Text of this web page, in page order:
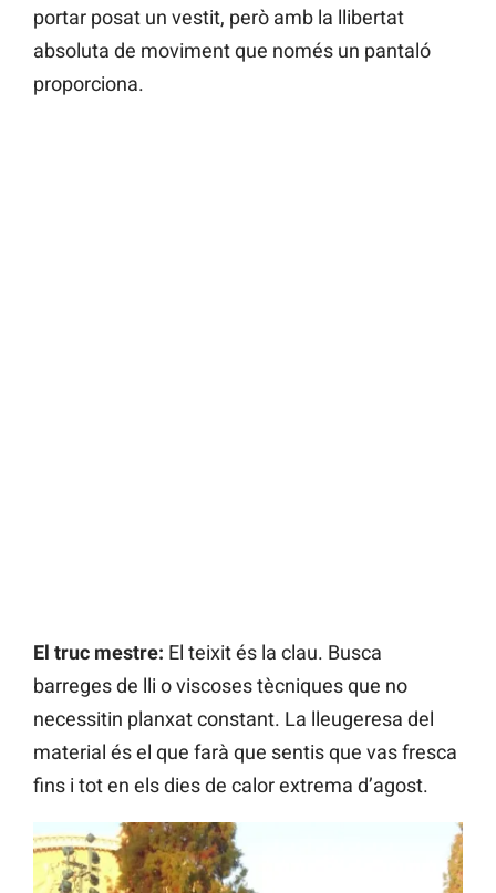
portar posat un vestit, però amb la llibertat
absoluta de moviment que només un pantaló
proporciona.
El truc mestre: El teixit és la clau. Busca
barreges de lli o viscoses tècniques que no
necessitin planxat constant. La lleugeresa del
material és el que farà que sentis que vas fresca
fins i tot en els dies de calor extrema d’agost.